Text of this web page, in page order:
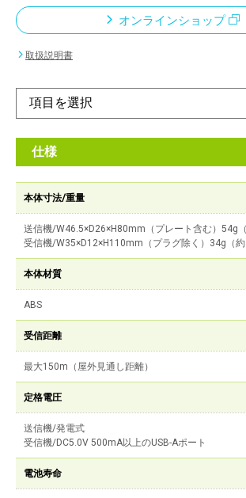
オンラインショップ
取扱説明書
仕様
本体寸法/重量
送信機/W46.5×D26×H80mm（プレート含む）54g（
受信機/W35×D12×H110mm（プラグ除く）34g（約
本体材質
ABS
受信距離
最大150m（屋外見通し距離）
定格電圧
送信機/発電式
受信機/DC5.0V 500mA以上のUSB-Aポート
電池寿命